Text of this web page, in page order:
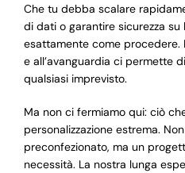
Che tu debba scalare
di dati o garantire sicurezza
esattamente come procedere.
e all’avanguardia ci permette
qualsiasi imprevisto.
Ma non ci fermiamo qui: ciò
personalizzazione estrema.
preconfezionato, ma un
necessità. La nostra lunga